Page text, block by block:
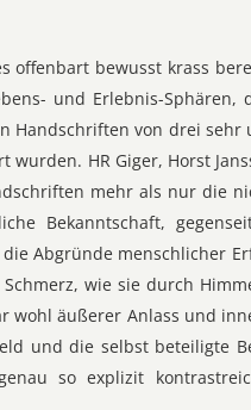
offenbart bewusst krass
und Erlebnis-
Handschriften von drei
HR Giger, Horst
mehr als nur die
Bekanntschaft,
Abgründe menschlicher
wie sie durch
wohl äußerer Anlass und
und die selbst beteiligte
so explizit